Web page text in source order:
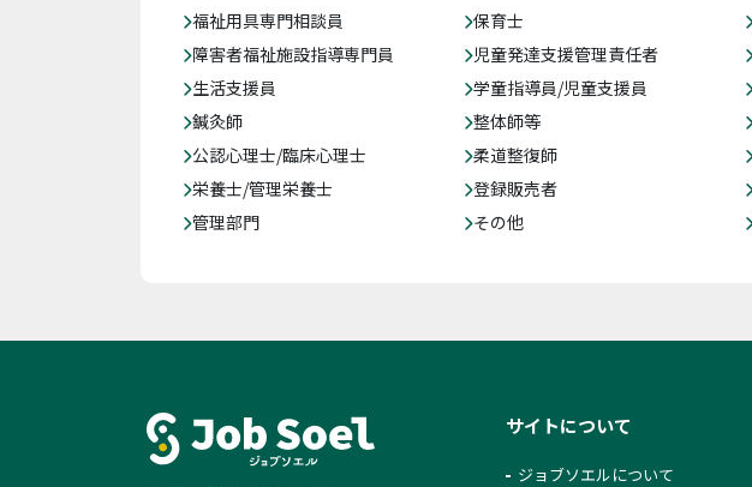
福祉用具専門相談員
保育士
障害者福祉施設指導専門員
児童発達支援管理責任者
生活支援員
学童指導員/児童支援員
鍼灸師
整体師等
公認心理士/臨床心理士
柔道整復師
栄養士/管理栄養士
登録販売者
管理部門
その他
サイトについて
ジョブソエルについて